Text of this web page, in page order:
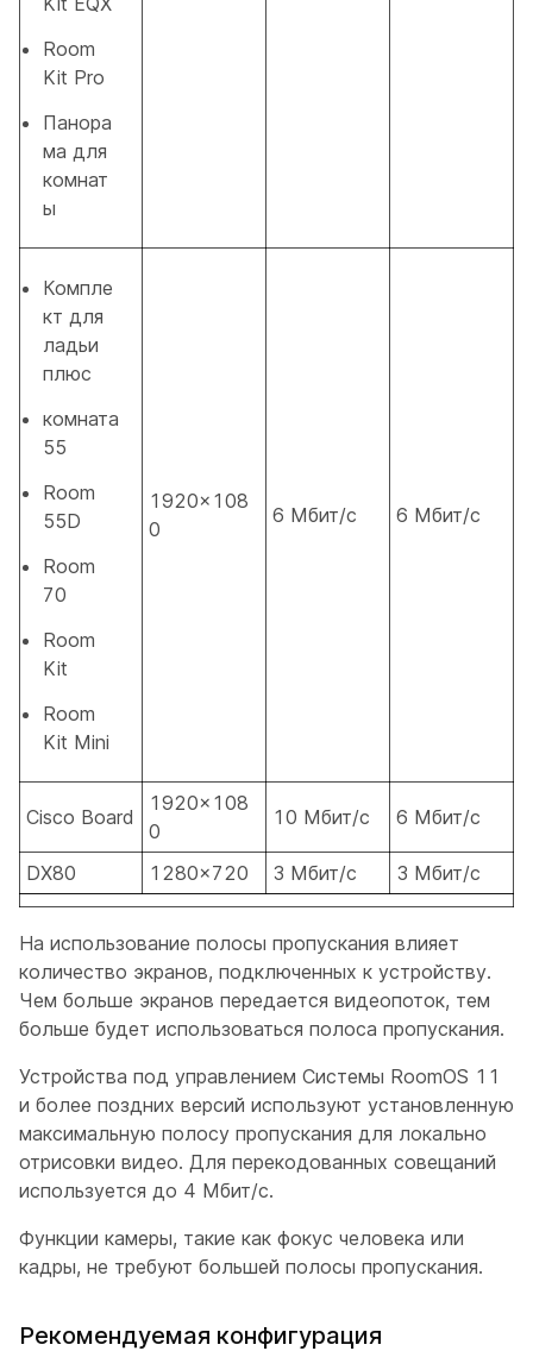
Room
Kit Pro
Панора
ма для
комнат
ы
Компле
кт для
ладьи
плюс
комната
55
Room
55D
Room
70
Room
Kit
Room
Kit Mini
1920×108
0
6 Мбит/с 6 Мбит/с
Cisco Board
1920×108
0
10 Мбит/с 6 Мбит/с
DX80 1280×720 3 Мбит/с 3 Мбит/с
На использование полосы пропускания влияет
количество экранов, подключенных к устройству.
Чем больше экранов передается видеопоток, тем
больше будет использоваться полоса пропускания.
Устройства под управлением Системы RoomOS 11
и более поздних версий используют установленную
максимальную полосу пропускания для локально
отрисовки видео. Для перекодованных совещаний
используется до 4 Мбит/с.
Функции камеры, такие как фокус человека или
кадры, не требуют большей полосы пропускания.
Рекомендуемая конфигурация